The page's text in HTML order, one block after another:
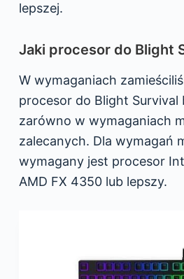
lepszej.
Jaki procesor do Blight
W wymaganiach
procesor do Blight Survival
zarówno w wymaganiach
zalecanych. Dla wymagań
wymagany jest procesor
AMD FX 4350 lub lepszy.